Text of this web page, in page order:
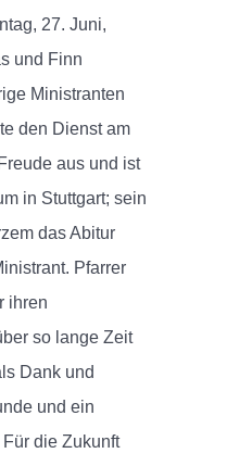
27. Juni,
und Finn
Ministranten
den Dienst am
aus und ist
in Stuttgart; sein
das Abitur
Pfarrer
ihren
so lange Zeit
Dank und
und ein
die Zukunft